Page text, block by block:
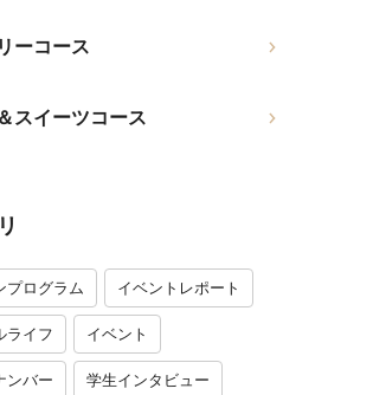
ーコース
スイーツコース
プログラム イベントレポート
ライフ イベント
ンバー 学生インタビュー